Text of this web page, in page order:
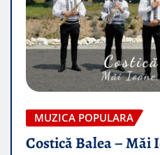
MUZICA POPULARA
Costică Balea – Măi